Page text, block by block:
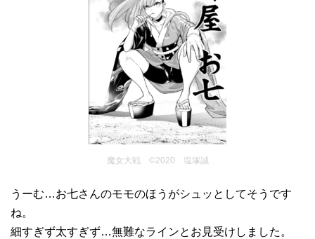
魔女大戦 ©2020 塩塚誠
うーむ…お七さんのモモのほうがシュッとしてそうです
ね。
細すぎず太すぎず…無難なラインとお見受けしました。